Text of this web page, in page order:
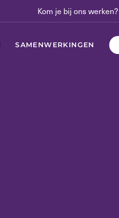
Kom je bij ons werken?
SAMENWERKINGEN